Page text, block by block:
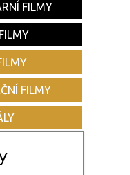
FILMY
FILMY